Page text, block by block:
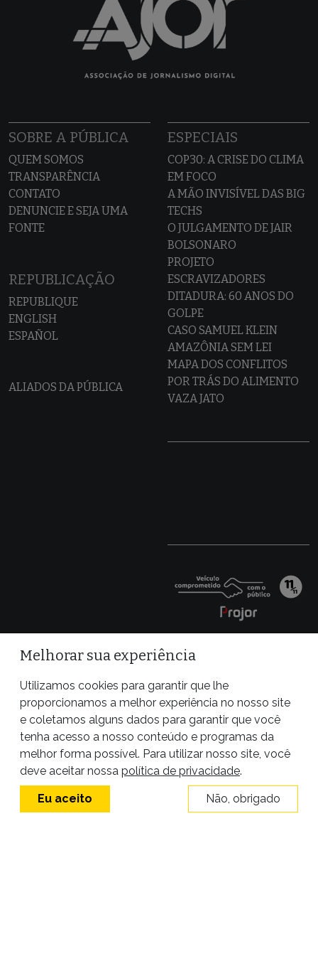
SOBRE A PÚBLICA
QUEM SOMOS
TRANSPARÊNCIA
CONTATO
DENUNCIE E SEJA UMA
FONTE
REPUBLICAÇÃO
REPUBLIQUE
ENGLISH
ESPAÑOL
ALIADOS DA PÚBLICA
ESPECIAIS
COP30: A CRISE DO CLIMA
EM FOCO
A MÃO INVISÍVEL DAS BIG
TECHS
O JULGAMENTO DE JAIR
BOLSONARO
PROJETO
ESCRAVIZADORES
DITADURA: 60 ANOS DO
GOLPE
CASO SAMUEL KLEIN
AMAZÔNIA SEM LEI
MAPA DOS CONFLITOS
POR TRÁS DO ALIMENTO
VAZA JATO
Site desenvolvido por
Melhorar sua experiência
Utilizamos cookies para garantir que lhe
proporcionamos a melhor experiência no nosso site
e coletamos alguns dados para garantir que você
tenha acesso a nosso conteúdo e programas da
melhor forma possível. Para utilizar nosso site, você
deve aceitar nossa política de privacidade.
Eu aceito Não, obrigado